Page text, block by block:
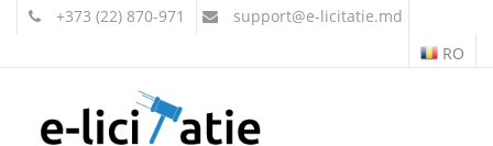
+373 (22) 870-971 support@e-licitatie.md
RO